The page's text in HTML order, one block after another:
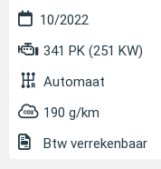
10/2022
341 PK (251 KW)
Automaat
190 g/km
Btw verrekenbaar